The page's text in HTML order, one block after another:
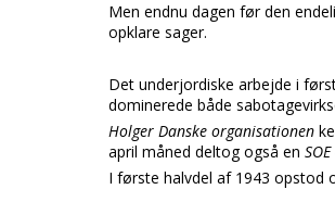
Men endnu dagen før den
opklare sager.
Det underjordiske arbejde i
dominerede både
Holger Danske organisationen
april måned deltog også en
I første halvdel af 1943 opstod